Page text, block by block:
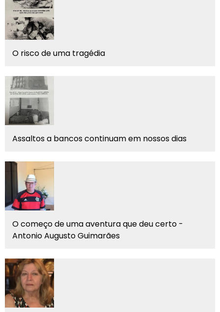
O risco de uma tragédia
Assaltos a bancos continuam em nossos dias
O começo de uma aventura que deu certo -
Antonio Augusto Guimarães